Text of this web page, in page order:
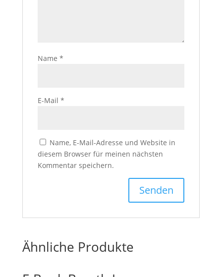
Name *
E-Mail *
Name, E-Mail-Adresse und Website in
diesem Browser für meinen nächsten
Kommentar speichern.
Ähnliche Produkte